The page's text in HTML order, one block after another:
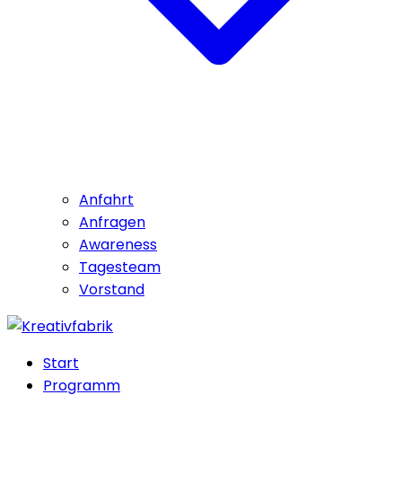
Anfahrt
Anfragen
Awareness
Tagesteam
Vorstand
Start
Programm